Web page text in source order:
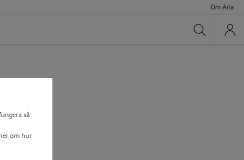
Om Arla
Sök
så
om hur